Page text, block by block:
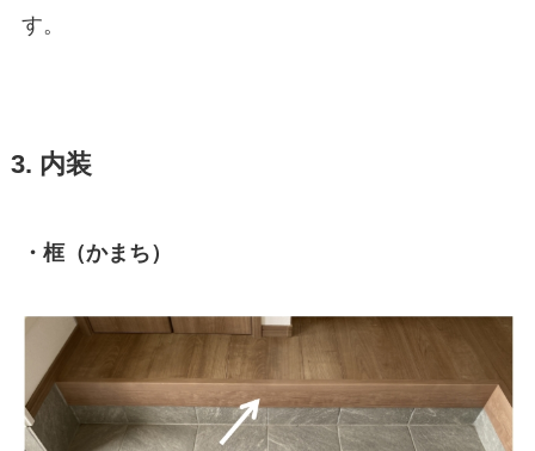
す。
3. 内装
・框（かまち）